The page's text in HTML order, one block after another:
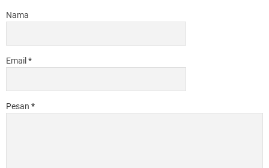
Nama
Email *
Pesan *